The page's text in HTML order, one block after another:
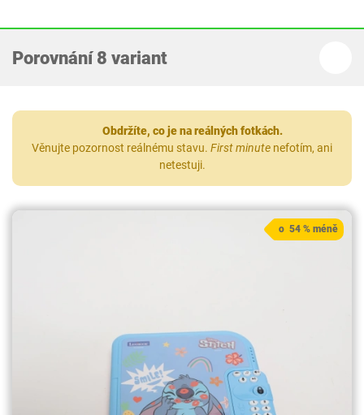
Porovnání 8 variant
Obdržíte, co je na reálných fotkách.
Věnujte pozornost reálnému stavu. First minute nefotím, ani
netestuji.
o 54 % méně